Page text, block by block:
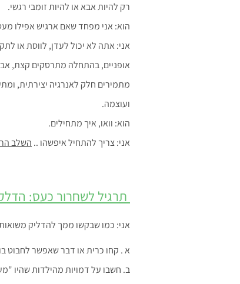
רק להיות אבא או להיות זומבי רגשי.
הוא: אני מפחד שאם ארגיש אפילו
אני: אתה לא יכול לעדן, לווסת או
אופניים, בהתחלה מתרסקים קצת,
מתמירים חלק לאנרגיה יצירתית,
ועוצמה.
הוא: וואו, איך מתחילים.
אני: צריך להתחיל איפשהו .. השלב
תרגיל לשחרור כעס:
אני: כמו שבקשו ממך להדליק
א . קחו כרית או דבר שאפשר לחבוט
ב. חשבו על דמויות מהילדות שהיו